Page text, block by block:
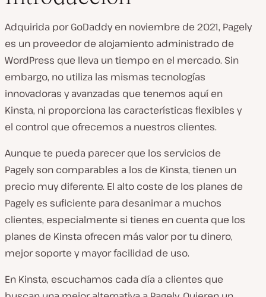
Adquirida por GoDaddy en noviembre de 2021, Pagely
es un proveedor de alojamiento administrado de
WordPress que lleva un tiempo en el mercado. Sin
embargo, no utiliza las mismas tecnologías
innovadoras y avanzadas que tenemos aquí en
Kinsta, ni proporciona las características flexibles y
el control que ofrecemos a nuestros clientes.
Aunque te pueda parecer que los servicios de
Pagely son comparables a los de Kinsta, tienen un
precio muy diferente. El alto coste de los planes de
Pagely es suficiente para desanimar a muchos
clientes, especialmente si tienes en cuenta que los
planes de Kinsta ofrecen más valor por tu dinero,
mejor soporte y mayor facilidad de uso.
En Kinsta, escuchamos cada día a clientes que